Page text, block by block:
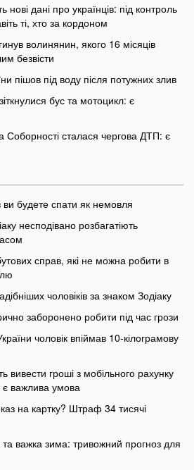
дані про українців: під контроль
ті, хто за кордоном
волинянин, якого 16 місяців
безвісти
пішов під воду після потужних злив
бус та мотоцикл: є
Соборності сталася чергова ДТП: є
ви будете спати як немовля
несподівано розбагатіють
справ, які не можна робити в
чоловіків за знаком Зодіаку
заборонено робити під час грози
чоловік впіймав 10-кілограмову
вивести гроші з мобільного рахунку
є важлива умова
на картку? Штраф 34 тисячі
та важка зима: тривожний прогноз для